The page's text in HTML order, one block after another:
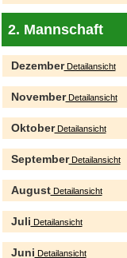
2. Mannschaft
DezemberDetailansicht
NovemberDetailansicht
OktoberDetailansicht
SeptemberDetailansicht
AugustDetailansicht
Juli Detailansicht
Juni Detailansicht